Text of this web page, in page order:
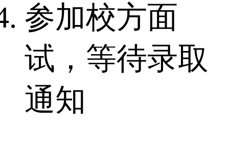
参加校方面
试，等待录取
通知